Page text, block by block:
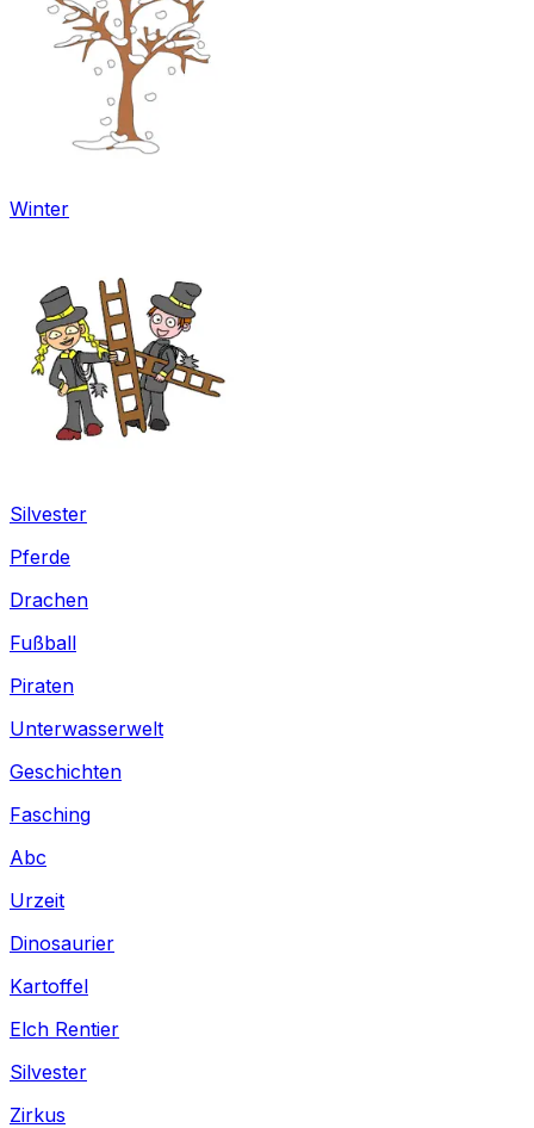
Winter
Silvester
Pferde
Drachen
Fußball
Piraten
Unterwasserwelt
Geschichten
Fasching
Abc
Urzeit
Dinosaurier
Kartoffel
Elch Rentier
Silvester
Zirkus